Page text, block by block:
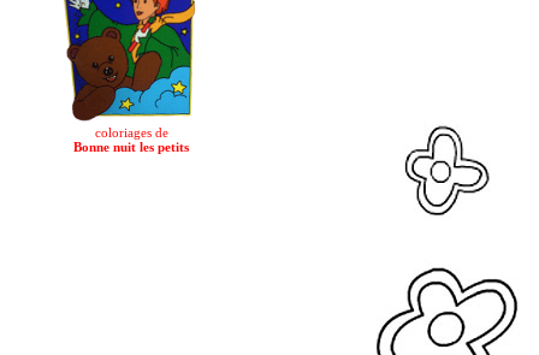
coloriages de
Bonne nuit les petits